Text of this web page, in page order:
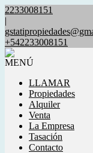
2233008151
|
+542233008151
MENÚ
LLAMAR
Propiedades
Alquiler
Venta
La Empresa
Tasación
Contacto